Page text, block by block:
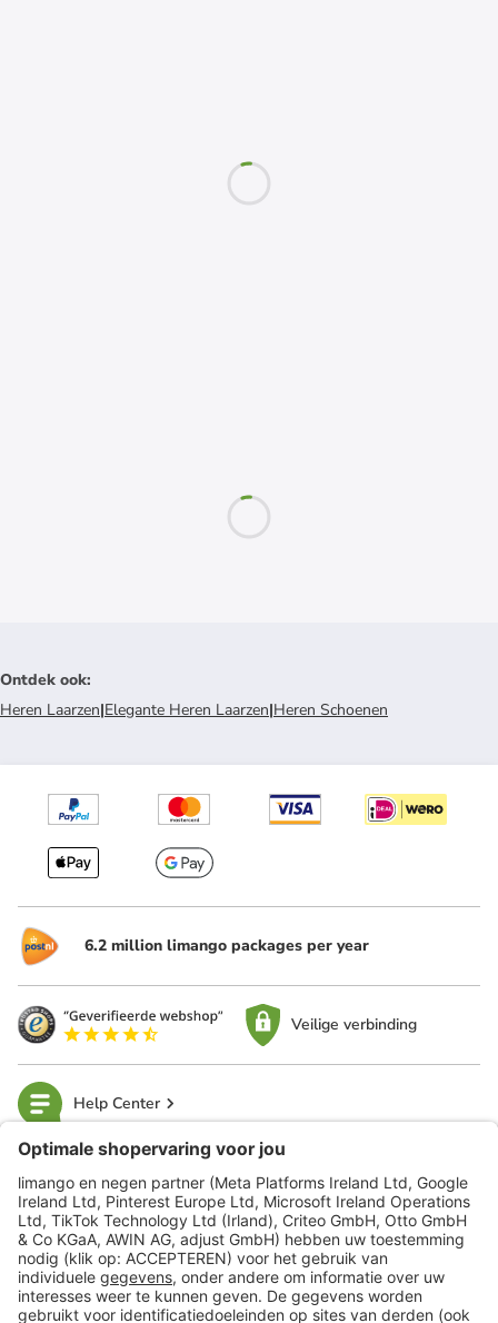
Ontdek ook:
Heren Laarzen|Elegante Heren Laarzen|Heren Schoenen
6.2 million limango packages per year
Veilige verbinding
Help Center
limango
Veilig winkelen
Klantenservice